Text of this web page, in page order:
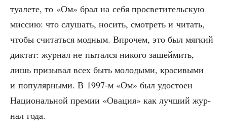
туа­ле­те, то «Ом» брал на себя про­све­ти­тель­скую
мис­сию: что слу­шать, носить, смот­реть и читать,
что­бы счи­тать­ся мод­ным. Впро­чем, это был мяг­кий
дик­тат: жур­нал не пытал­ся нико­го зашей­мить,
лишь при­зы­вал всех быть моло­ды­ми, кра­си­вы­ми
и попу­ляр­ны­ми. В 1997‑м «Ом» был удо­сто­ен
Наци­о­наль­ной пре­мии «Ова­ция» как луч­ший жур­
нал года.